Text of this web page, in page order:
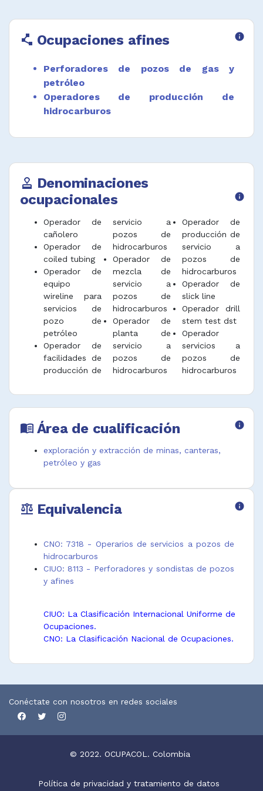
polyline Ocupaciones afines info
Perforadores de pozos de gas y
petróleo
Operadores de producción de
hidrocarburos
approval Denominaciones
ocupacionales
info
Operador de
cañolero
Operador de
coiled tubing
Operador de
equipo
wireline para
servicios de
pozo de
petróleo
Operador de
facilidades de
producción de
servicio a
pozos de
hidrocarburos
Operador de
mezcla de
servicio a
pozos de
hidrocarburos
Operador de
planta de
servicio a
pozos de
hidrocarburos
Operador de
producción de
servicio a
pozos de
hidrocarburos
Operador de
slick line
Operador drill
stem test dst
Operador
servicios a
pozos de
hidrocarburos
menu_book Área de cualificación info
exploración y extracción de minas, canteras,
petróleo y gas
balance Equivalencia info
CNO: 7318 - Operarios de servicios a pozos de
hidrocarburos
CIUO: 8113 - Perforadores y sondistas de pozos
y afines
CIUO: La Clasificación Internacional Uniforme de
Ocupaciones.
CNO: La Clasificación Nacional de Ocupaciones.
Conéctate con nosotros en redes sociales
© 2022. OCUPACOL. Colombia
Política de privacidad y tratamiento de datos